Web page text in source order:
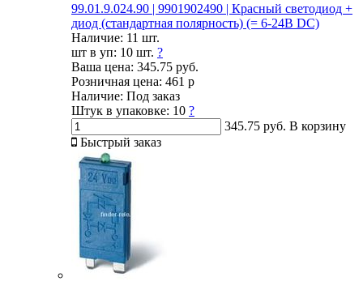
99.01.9.024.90 | 9901902490 | Красный светодиод +
диод (стандартная полярность) (= 6-24В DC)
Наличие: 11 шт.
шт в уп: 10 шт. ?
Ваша цена: 345.75 руб.
Розничная цена: 461 р
Наличие: Под заказ
Штук в упаковке: 10 ?
345.75 руб. В корзину
Быстрый заказ